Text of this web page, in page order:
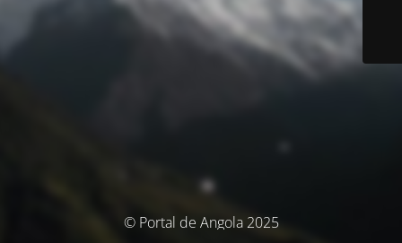
© Portal de Angola 2025